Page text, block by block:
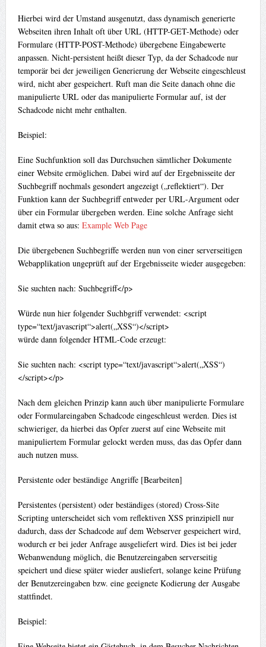
Hierbei wird der Umstand ausgenutzt, dass dynamisch generierte
Webseiten ihren Inhalt oft über URL (HTTP-GET-Methode) oder
Formulare (HTTP-POST-Methode) übergebene Eingabewerte
anpassen. Nicht-persistent heißt dieser Typ, da der Schadcode nur
temporär bei der jeweiligen Generierung der Webseite eingeschleust
wird, nicht aber gespeichert. Ruft man die Seite danach ohne die
manipulierte URL oder das manipulierte Formular auf, ist der
Schadcode nicht mehr enthalten.
Beispiel:
Eine Suchfunktion soll das Durchsuchen sämtlicher Dokumente
einer Website ermöglichen. Dabei wird auf der Ergebnisseite der
Suchbegriff nochmals gesondert angezeigt („reflektiert“). Der
Funktion kann der Suchbegriff entweder per URL-Argument oder
über ein Formular übergeben werden. Eine solche Anfrage sieht
damit etwa so aus: Example Web Page
Die übergebenen Suchbegriffe werden nun von einer serverseitigen
Webapplikation ungeprüft auf der Ergebnisseite wieder ausgegeben:
Sie suchten nach: Suchbegriff</p>
Würde nun hier folgender Suchbgriff verwendet: <script
type=“text/javascript“>alert(„XSS“)</script>
würde dann folgender HTML-Code erzeugt:
Sie suchten nach: <script type=“text/javascript“>alert(„XSS“)
</script></p>
Nach dem gleichen Prinzip kann auch über manipulierte Formulare
oder Formulareingaben Schadcode eingeschleust werden. Dies ist
schwieriger, da hierbei das Opfer zuerst auf eine Webseite mit
manipuliertem Formular gelockt werden muss, das das Opfer dann
auch nutzen muss.
Persistente oder beständige Angriffe [Bearbeiten]
Persistentes (persistent) oder beständiges (stored) Cross-Site
Scripting unterscheidet sich vom reflektiven XSS prinzipiell nur
dadurch, dass der Schadcode auf dem Webserver gespeichert wird,
wodurch er bei jeder Anfrage ausgeliefert wird. Dies ist bei jeder
Webanwendung möglich, die Benutzereingaben serverseitig
speichert und diese später wieder ausliefert, solange keine Prüfung
der Benutzereingaben bzw. eine geeignete Kodierung der Ausgabe
stattfindet.
Beispiel: